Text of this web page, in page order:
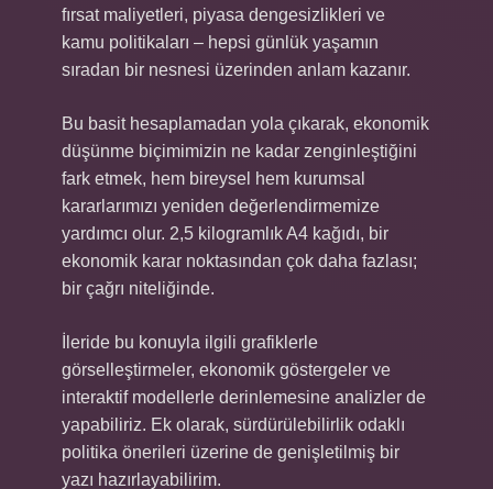
fırsat maliyetleri, piyasa dengesizlikleri ve
kamu politikaları – hepsi günlük yaşamın
sıradan bir nesnesi üzerinden anlam kazanır.
Bu basit hesaplamadan yola çıkarak, ekonomik
düşünme biçimimizin ne kadar zenginleştiğini
fark etmek, hem bireysel hem kurumsal
kararlarımızı yeniden değerlendirmemize
yardımcı olur. 2,5 kilogramlık A4 kağıdı, bir
ekonomik karar noktasından çok daha fazlası;
bir çağrı niteliğinde.
İleride bu konuyla ilgili grafiklerle
görselleştirmeler, ekonomik göstergeler ve
interaktif modellerle derinlemesine analizler de
yapabiliriz. Ek olarak, sürdürülebilirlik odaklı
politika önerileri üzerine de genişletilmiş bir
yazı hazırlayabilirim.